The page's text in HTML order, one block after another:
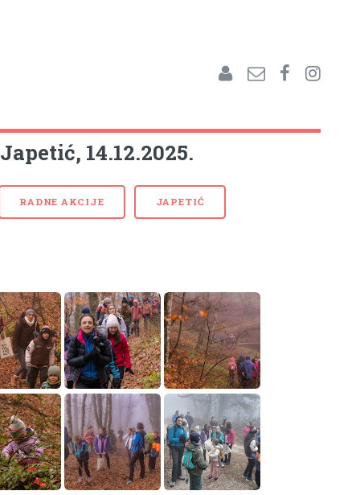
14.12.2025.
RADNE AKCIJE JAPETIĆ